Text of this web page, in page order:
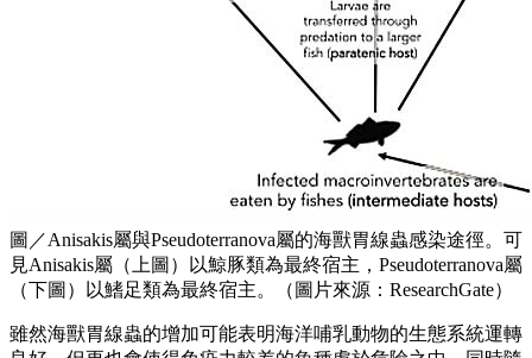
圖／Anisakis屬與Pseudoterranova屬的海獸胃線蟲感染途徑。可
見Anisakis屬（上圖）以鯨豚類為最終宿主，Pseudoterranova屬
（下圖）以鰭足類為最終宿主。（圖片來源：ResearchGate）
雖然海獸胃線蟲的增加可能表明海洋哺乳動物的生態系統運轉